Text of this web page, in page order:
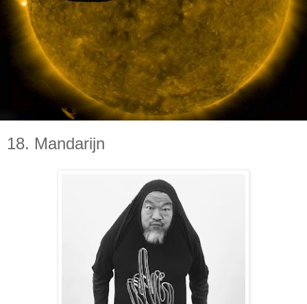
18. Mandarijn